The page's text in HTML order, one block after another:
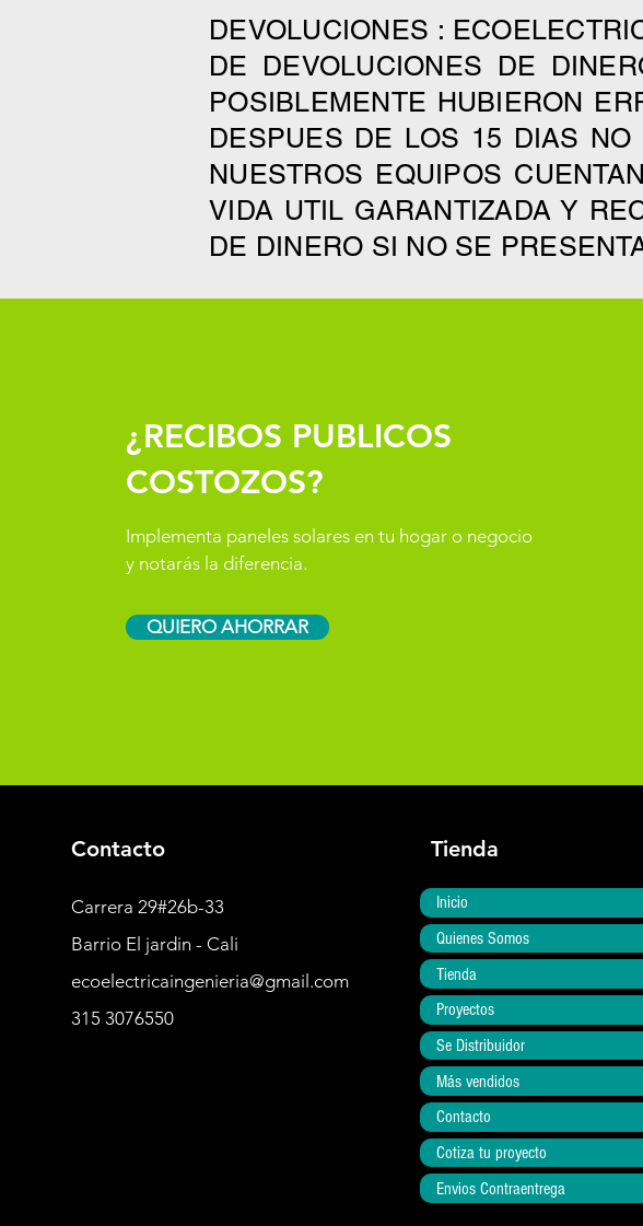
DEVOLUCIONES :
DE DEVOLUCIONES DE
POSIBLEMENTE HUBIERON
DESPUES DE LOS 15 DIAS NO
NUESTROS EQUIPOS
VIDA UTIL GARANTIZADA Y
DE DINERO SI NO SE
¿RECIBOS PUBLICOS
COSTOZOS?
Implementa paneles solares en tu hogar o negocio
y notarás la diferencia.
QUIERO AHORRAR
Contacto
Carrera 29#26b-33
Barrio El jardin - Cali
ecoelectricaingenieria@gmail.com
315 3076550
Tienda
Inicio
Quienes Somos
Tienda
Proyectos
Se Distribuidor
Más vendidos
Contacto
Cotiza tu proyecto
Envios Contraentrega